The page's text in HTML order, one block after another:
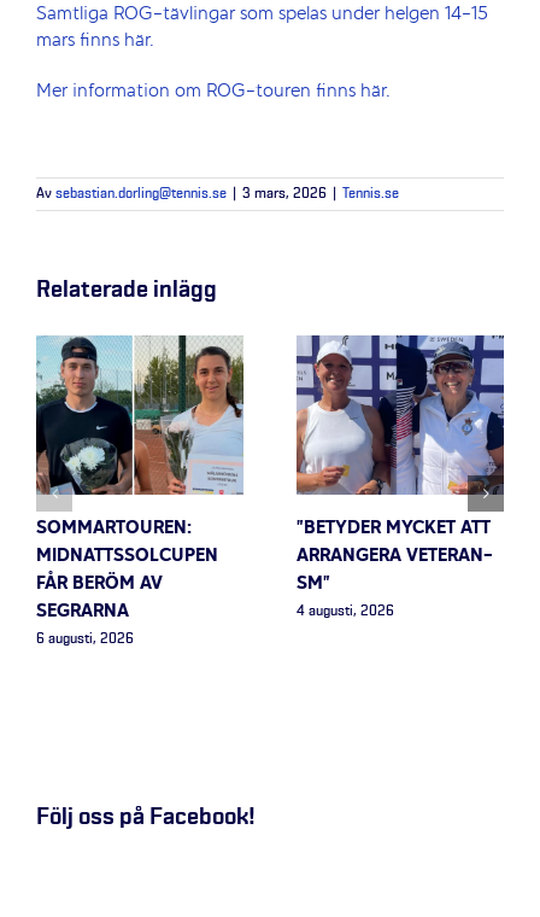
Samtliga ROG-tävlingar som spelas under helgen 14-15
mars finns här.
Mer information om ROG-touren finns här.
Av sebastian.dorling@tennis.se 3 mars, 2026 Tennis.se
Relaterade inlägg
SOMMARTOUREN:
MIDNATTSSOLCUPEN
FÅR BERÖM AV
SEGRARNA
6 augusti, 2026
”BETYDER MYCKET ATT
ARRANGERA VETERAN-
SM”
4 augusti, 2026
Följ oss på Facebook!